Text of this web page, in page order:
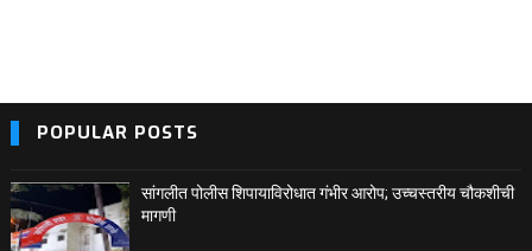
POPULAR POSTS
सांगलीत पोलीस शिपायाविरोधात गंभीर आरोप; उच्चस्तरीय चौकशीची
मागणी